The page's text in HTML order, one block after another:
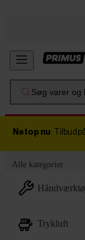
Søg varer og
Netop nu: Tilbud
Alle kategorier
trykluft